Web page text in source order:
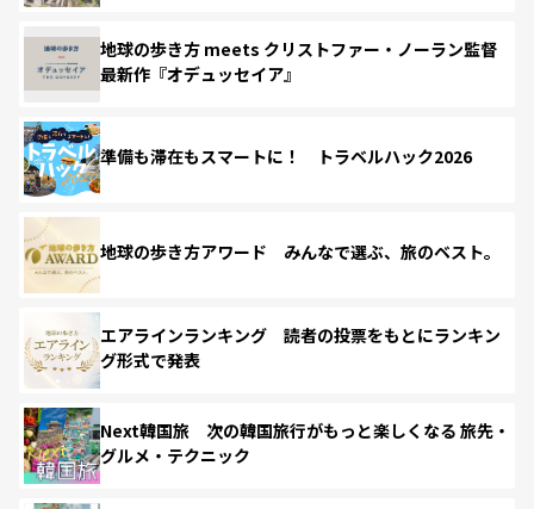
地球の歩き方 meets クリストファー・ノーラン監督
最新作『オデュッセイア』
準備も滞在もスマートに！ トラベルハック2026
地球の歩き方アワード みんなで選ぶ、旅のベスト。
エアラインランキング 読者の投票をもとにランキン
グ形式で発表
Next韓国旅 次の韓国旅行がもっと楽しくなる 旅先・
グルメ・テクニック